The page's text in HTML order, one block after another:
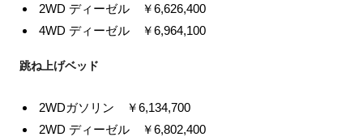
2WD ディーゼル ￥6,626,400
4WD ディーゼル ￥6,964,100
跳ね上げベッド
2WDガソリン ￥6,134,700
2WD ディーゼル ￥6,802,400